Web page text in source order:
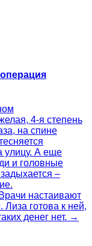
4-я степень
на спине
улицу. А еще
и головные
–
настаивают
готова к ней,
денег нет. →